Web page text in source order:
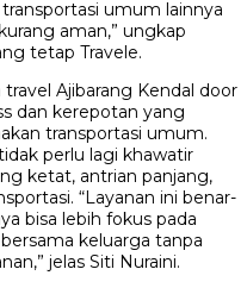
umum lainnya
aman,” ungkap
tetap Travele.
Ajibarang Kendal door
dan kerepotan yang
transportasi umum.
perlu lagi khawatir
ketat, antrian panjang,
“Layanan ini benar-
bisa lebih fokus pada
keluarga tanpa
jelas Siti Nuraini.